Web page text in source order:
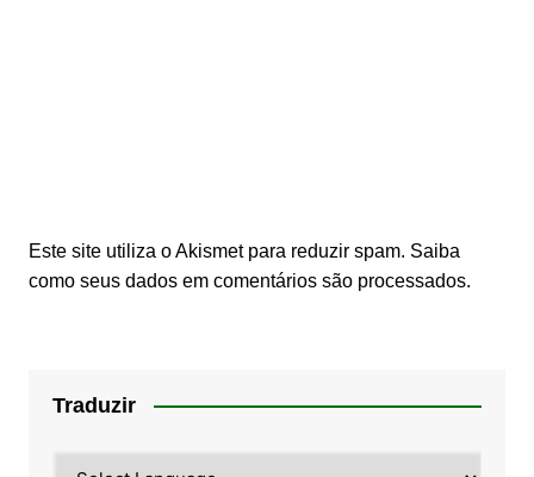
Este site utiliza o Akismet para reduzir spam. Saiba
como seus dados em comentários são processados.
Traduzir